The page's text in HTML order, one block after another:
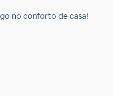
no conforto de casa!